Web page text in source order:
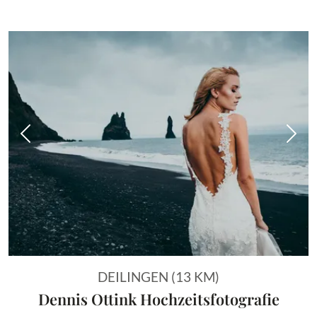
Vorheriges Bild
DEILINGEN (13 KM)
Dennis Ottink Hochzeitsfotografie